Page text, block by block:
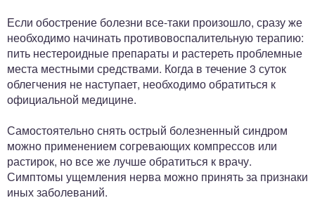
Если обострение болезни все-таки произошло, сразу же
необходимо начинать противовоспалительную терапию:
пить нестероидные препараты и растереть проблемные
места местными средствами. Когда в течение 3 суток
облегчения не наступает, необходимо обратиться к
официальной медицине.
Самостоятельно снять острый болезненный синдром
можно применением согревающих компрессов или
растирок, но все же лучше обратиться к врачу.
Симптомы ущемления нерва можно принять за признаки
иных заболеваний.